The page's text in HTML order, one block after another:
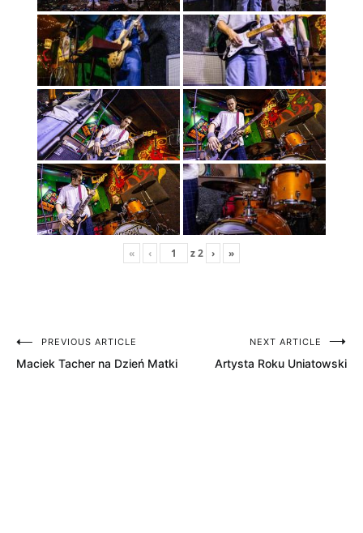
« ‹ z2 › »
Nawigacja
PREVIOUS ARTICLE
Maciek Tacher na Dzień Matki
NEXT ARTICLE
Artysta Roku Uniatowski